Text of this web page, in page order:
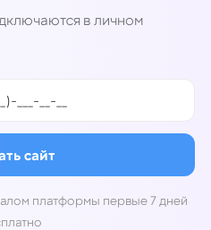
в личном
сайт
платформы первые 7 дней